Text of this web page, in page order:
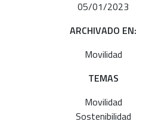
05/01/2023
ARCHIVADO EN:
Movilidad
TEMAS
Movilidad
Sostenibilidad